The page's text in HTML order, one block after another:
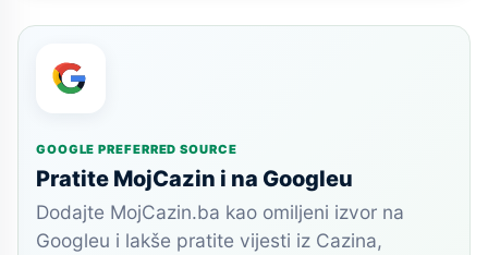
GOOGLE PREFERRED SOURCE
Pratite MojCazin i na Googleu
Dodajte MojCazin.ba kao omiljeni izvor na
Googleu i lakše pratite vijesti iz Cazina,